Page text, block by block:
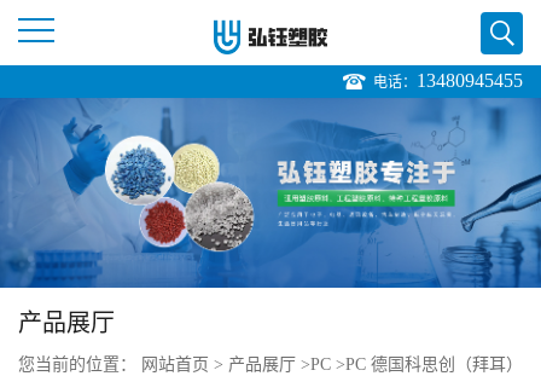
页
公
电话： 13480945455
产品展厅
您当前的位置： 网站首页 > 产品展厅 >PC >PC 德国科思创（拜耳）